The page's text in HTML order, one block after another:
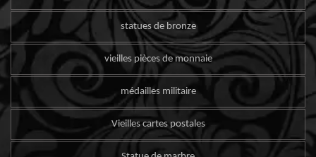
statues de bronze
vieilles pièces de monnaie
médailles militaire
Vieilles cartes postales